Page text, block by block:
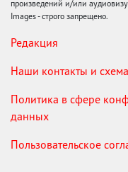
произведений и/или
Images - строго запрещено.
Редакция
Наши контакты и
Политика в сфере
данных
Пользовательское